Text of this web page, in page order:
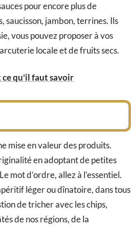
pour encore plus de
saucisson, jambon, terrines. Ils
vous pouvez proposer à vos
locale et de fruits secs.
ce qu'il faut savoir
mise en valeur des produits.
en adoptant de petites
mot d’ordre, allez à l’essentiel.
léger ou dînatoire, dans tous
de tricher avec les chips,
de nos régions, de la